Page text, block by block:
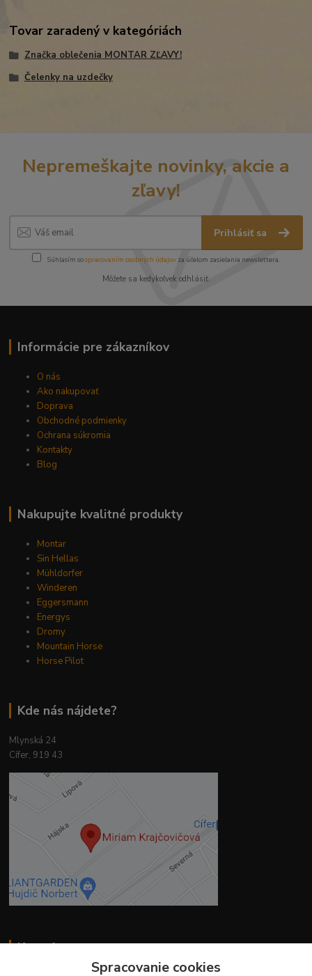
Tovar zaradený v kategóriách
Značka oblečenia MONTAR ZĽAVY!
Čelenky na uzdečky
Nepremeškajte novinky, akcie a
zľavy!
Prihlásiť sa
Súhlasím sospracovaním osobných údajov za účelom zasielania newslettera.
Môžete sa kedykoľvek odhlásiť.
Informácie pre zákazníkov
O nás
Ako nakupovať
Doprava
Obchodné podmienky
Ochrana súkromia
Kontakty
Blog
Nakupujte kvalitné produkty
Montar
Sin Hellas
Mühldorfer
Winderen
Eggersmann
Energys
Dromy
Mountain Horse
Horse Pilot
Kde nás nájdete?
Mlynská 24
Cífer, 919 43
Kontakty
Spracovanie cookies